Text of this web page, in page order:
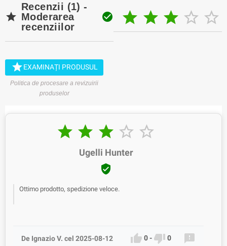

Recenzii (1) -
Moderarea
recenziilor
     
EXAMINAȚI PRODUSUL
Politica de procesare a revizuirii
produselor
    
Ugelli Hunter

Ottimo prodotto, spedizione veloce.
De Ignazio V. cel 2025-08-12  0-  0 